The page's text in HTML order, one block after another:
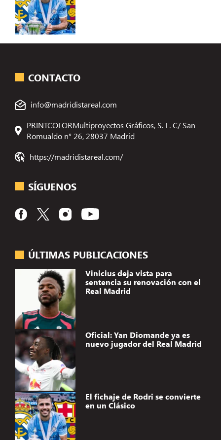
ÚLTIMAS PUBLICACIONES
Vinicius deja vista para
sentencia su renovación con el
Real Madrid
Oficial: Yan Diomande ya es
nuevo jugador del Real Madrid
El fichaje de Rodri se convierte
en un Clásico
CONTACTO
info@madridistareal.com
PRINTCOLORMultiproyectos Gráficos, S. L. C/ San
Romualdo n° 26, 28037 Madrid
https://madridistareal.com/
SÍGUENOS